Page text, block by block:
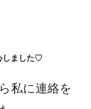
しました♡
私に連絡を